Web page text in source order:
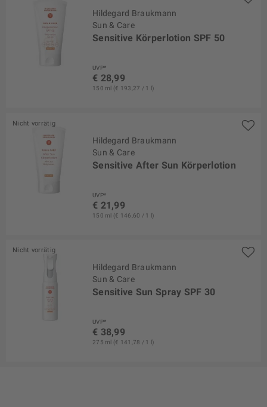
Hildegard Braukmann
Sun & Care
Sensitive Körperlotion SPF 50
UVP*
€ 28,99
150 ml (€ 193,27 / 1 l)
Nicht vorrätig
Hildegard Braukmann
Sun & Care
Sensitive After Sun Körperlotion
UVP*
€ 21,99
150 ml (€ 146,60 / 1 l)
Nicht vorrätig
Hildegard Braukmann
Sun & Care
Sensitive Sun Spray SPF 30
UVP*
€ 38,99
275 ml (€ 141,78 / 1 l)